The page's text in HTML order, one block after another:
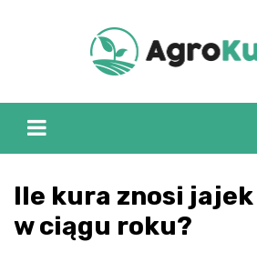
Ile kura znosi
w ciągu roku?